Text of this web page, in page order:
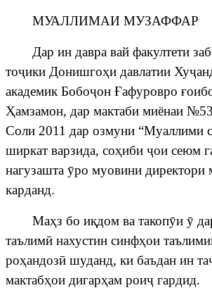
МУАЛЛИМАИ МУЗАФФАР
Дар ин давра вай факултети
тоҷики Донишгоҳи давлатии Хуҷ
академик Бобоҷон Ғафуровро ғ
Ҳамзамон, дар мактаби миёнаи
Соли 2011 дар озмуни “Муаллими
ширкат варзида, соҳиби ҷои сеюм
нагузашта ӯро муовини директори
карданд.
Маҳз бо иқдом ва такопӯи ӯ
таълимӣ нахустин синфҳои
роҳандозӣ шуданд, ки баъдан ин та
мактабҳои дигарҳам роиҷ гардид.